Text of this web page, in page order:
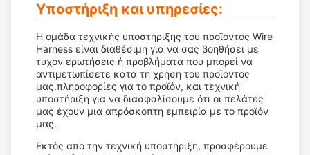
Υποστήριξη και υπηρεσίες:
Η ομάδα τεχνικής υποστήριξης του προϊόντος Wire
Harness είναι διαθέσιμη για να σας βοηθήσει με
τυχόν ερωτήσεις ή προβλήματα που μπορεί να
αντιμετωπίσετε κατά τη χρήση του προϊόντος
μας.πληροφορίες για το προϊόν, και τεχνική
υποστήριξη για να διασφαλίσουμε ότι οι πελάτες
μας έχουν μια απρόσκοπτη εμπειρία με το προϊόν
μας.
Εκτός από την τεχνική υποστήριξη, προσφέρουμε